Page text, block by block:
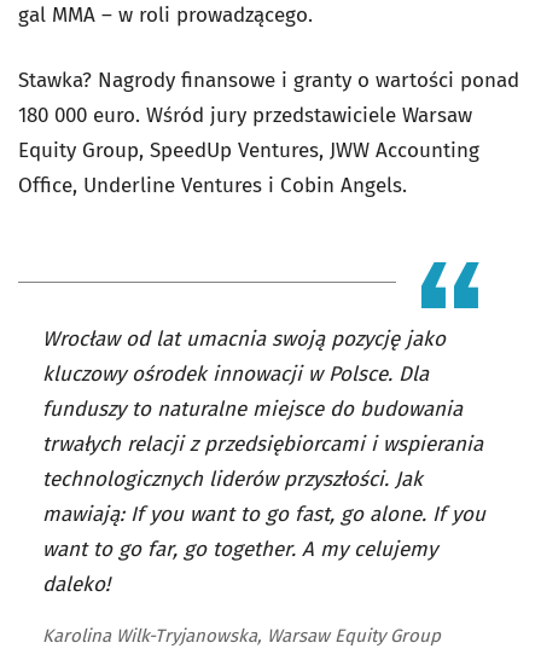
gal MMA – w roli prowadzącego.
Stawka? Nagrody finansowe i granty o wartości ponad
180 000 euro. Wśród jury przedstawiciele Warsaw
Equity Group, SpeedUp Ventures, JWW Accounting
Office, Underline Ventures i Cobin Angels.
Wrocław od lat umacnia swoją pozycję jako
kluczowy ośrodek innowacji w Polsce. Dla
funduszy to naturalne miejsce do budowania
trwałych relacji z przedsiębiorcami i wspierania
technologicznych liderów przyszłości. Jak
mawiają: If you want to go fast, go alone. If you
want to go far, go together. A my celujemy
daleko!
Karolina Wilk-Tryjanowska, Warsaw Equity Group